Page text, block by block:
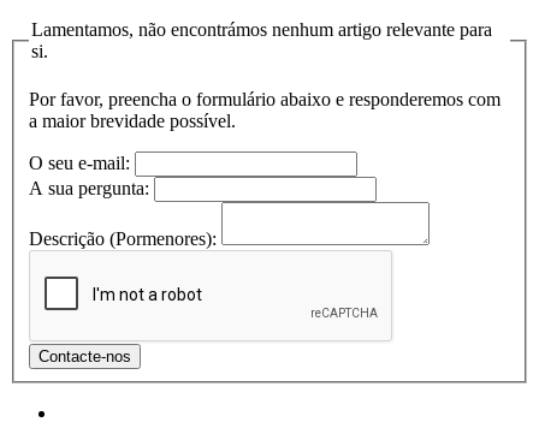
Lamentamos, não encontrámos nenhum artigo relevante para
si.
Por favor, preencha o formulário abaixo e responderemos com
a maior brevidade possível.
O seu e-mail:
A sua pergunta:
Descrição (Pormenores):